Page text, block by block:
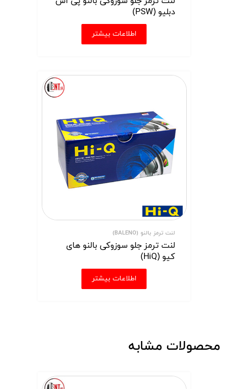
دبلیو (PSW)
اطلاعات بیشتر
لنت ترمز بالنو (BALENO)
لنت ترمز جلو سوزوکی بالنو های
کیو (HiQ)
اطلاعات بیشتر
محصولات مشابه